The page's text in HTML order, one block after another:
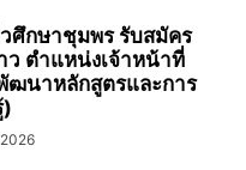
ศึกษาชุมพร รับสมัคร
ว ตำแหน่งเจ้าหน้าที่
ฒนาหลักสูตรและการ
)